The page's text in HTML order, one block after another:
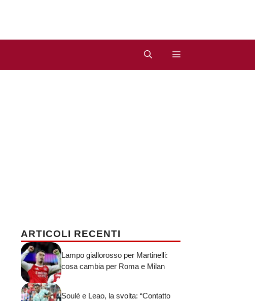
ARTICOLI RECENTI
Lampo giallorosso per Martinelli:
cosa cambia per Roma e Milan
Soulé e Leao, la svolta: “Contatto